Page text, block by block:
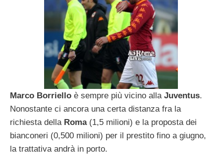
Marco Borriello è sempre più vicino alla Juventus.
Nonostante ci ancora una certa distanza fra la
richiesta della Roma(1,5 milioni) e la proposta dei
bianconeri (0,500 milioni) per il prestito fino a giugno,
la trattativa andrà in porto.